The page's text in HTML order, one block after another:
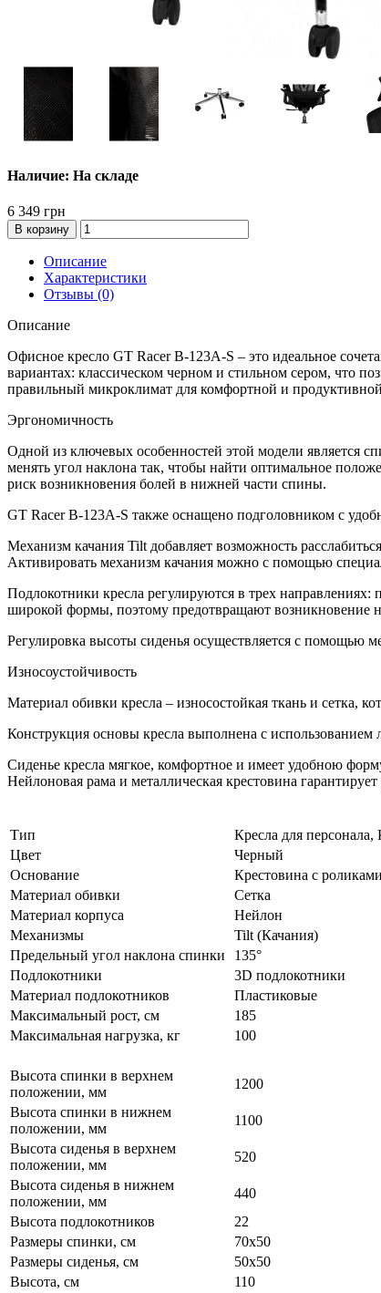
Наличие: На складе
6 349 грн
В корзину
Описание
Характеристики
Отзывы (0)
Описание
Офисное кресло GT Racer B-123A-S – это идеальное
вариантах: классическом черном и стильном сером, что
правильный микроклимат для комфортной и
Эргономичность
Одной из ключевых особенностей этой модели является
менять угол наклона так, чтобы найти оптимальное
риск возникновения болей в нижней части спины.
GT Racer B-123A-S также оснащено подголовником с
Механизм качания Tilt добавляет возможность
Активировать механизм качания можно с помощью
Подлокотники кресла регулируются в трех
широкой формы, поэтому предотвращают возникновение
Регулировка высоты сиденья осуществляется с помощью
Износоустойчивость
Материал обивки кресла – износостойкая ткань и сетка,
Конструкция основы кресла выполнена с
Сиденье кресла мягкое, комфортное и имеет удобною
Нейлоновая рама и металлическая крестовина
Тип
Кресла для персонала,
Цвет
Черный
Основание
Крестовина с роликами
Материал обивки
Сетка
Материал корпуса
Нейлон
Механизмы
Tilt (Качания)
Предельный угол наклона спинки
135°
Подлокотники
3D подлокотники
Материал подлокотников
Пластиковые
Максимальный рост, см
185
Максимальная нагрузка, кг
100
Высота спинки в верхнем
положении, мм
1200
Высота спинки в нижнем
положении, мм
1100
Высота сиденья в верхнем
положении, мм
520
Высота сиденья в нижнем
положении, мм
440
Высота подлокотников
22
Размеры спинки, см
70х50
Размеры сиденья, см
50х50
Высота, см
110